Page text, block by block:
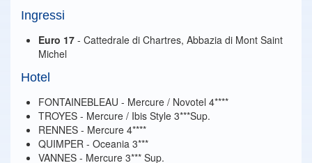
Ingressi
Euro 17 - Cattedrale di Chartres, Abbazia di Mont Saint
Michel
Hotel
FONTAINEBLEAU - Mercure / Novotel 4****
TROYES - Mercure / Ibis Style 3***Sup.
RENNES - Mercure 4****
QUIMPER - Oceania 3***
VANNES - Mercure 3*** Sup.